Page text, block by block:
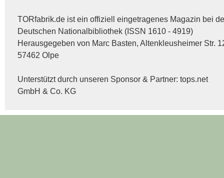
TORfabrik.de ist ein offiziell eingetragenes Magazin bei
Deutschen Nationalbibliothek (ISSN 1610 - 4919)
Herausgegeben von Marc Basten, Altenkleusheimer Str.
57462 Olpe
Unterstützt durch unseren Sponsor & Partner: tops.net
GmbH & Co. KG